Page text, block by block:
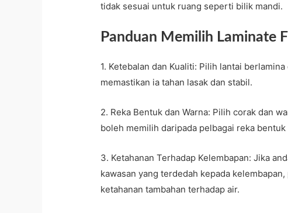
tidak sesuai untuk ruang seperti bilik mandi.
Panduan Memilih Laminate
1. Ketebalan dan Kualiti: Pilih lantai
memastikan ia tahan lasak dan stabil.
2. Reka Bentuk dan Warna: Pilih corak dan
boleh memilih daripada pelbagai reka
3. Ketahanan Terhadap Kelembapan: Jika
kawasan yang terdedah kepada
ketahanan tambahan terhadap air.